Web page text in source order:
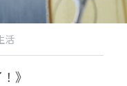
活
》